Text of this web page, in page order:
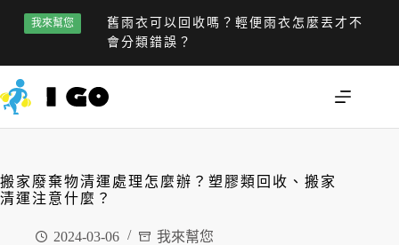
我來幫您
舊雨衣可以回收嗎？輕便雨衣怎麼丟才不
會分類錯誤？
搬家廢棄物清運處理怎麼辦？塑膠類回收、搬家
清運注意什麼？
2024-03-06 我來幫您